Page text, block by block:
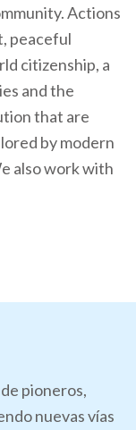
Actions
peaceful
citizenship, a
and the
that are
by modern
also work with
pioneros,
nuevas vías